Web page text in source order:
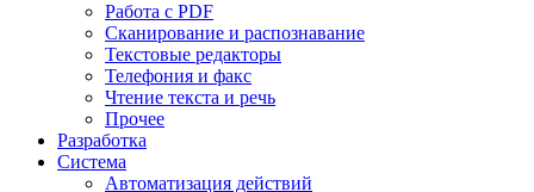
Работа с PDF
Сканирование и распознавание
Текстовые редакторы
Телефония и факс
Чтение текста и речь
Прочее
Разработка
Система
Автоматизация действий